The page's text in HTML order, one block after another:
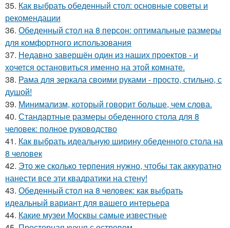
35. Как выбрать обеденный стол: основные советы и
рекомендации
36. Обеденный стол на 8 персон: оптимальные размеры
для комфортного использования
37. Недавно завершён один из наших проектов - и
хочется остановиться именно на этой комнате.
38. Рама для зеркала своими руками - просто, стильно, с
душой!
39. Минимализм, который говорит больше, чем слова.
40. Стандартные размеры обеденного стола для 8
человек: полное руководство
41. Как выбрать идеальную ширину обеденного стола на
8 человек
42. Это же сколько терпения нужно, чтобы так аккуратно
нанести все эти квадратики на стену!
43. Обеденный стол на 8 человек: как выбрать
идеальный вариант для вашего интерьера
44. Какие музеи Москвы самые известные